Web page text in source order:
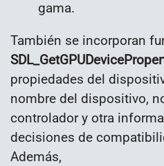
gama.
También se incorporan
propiedades del
nombre del dispositivo,
controlador y otra
decisiones de
Además,